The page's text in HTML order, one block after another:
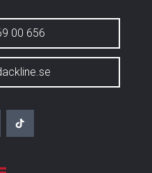
00 656